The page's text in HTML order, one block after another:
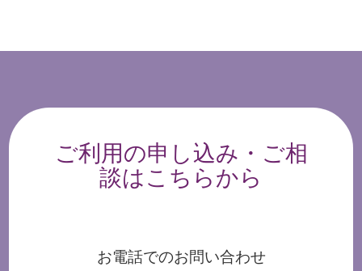
ご利用の申し込み・ご相
談はこちらから
お電話でのお問い合わせ